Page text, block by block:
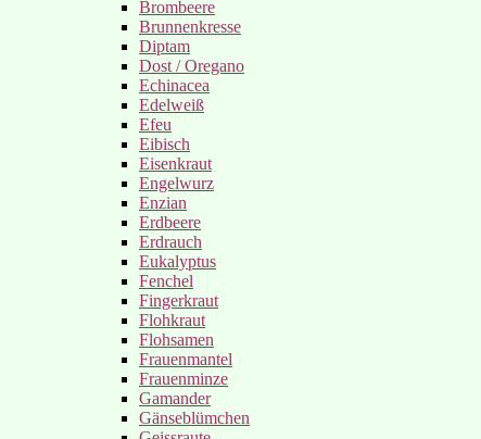
Brombeere
Brunnenkresse
Diptam
Dost / Oregano
Echinacea
Edelweiß
Efeu
Eibisch
Eisenkraut
Engelwurz
Enzian
Erdbeere
Erdrauch
Eukalyptus
Fenchel
Fingerkraut
Flohkraut
Flohsamen
Frauenmantel
Frauenminze
Gamander
Gänseblümchen